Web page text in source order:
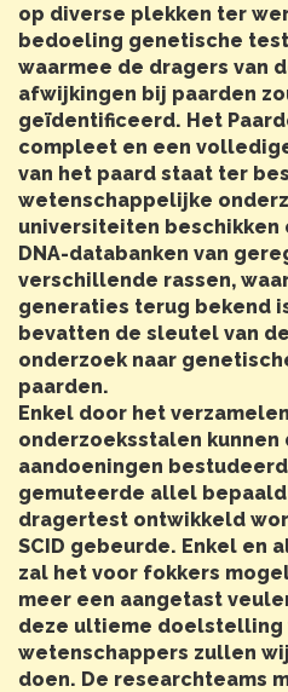
op diverse plekken ter
bedoeling genetische
waarmee de dragers van
afwijkingen bij paarden
geïdentificeerd. Het
compleet en een
van het paard staat ter
wetenschappelijke
universiteiten
DNA-databanken van
verschillende rassen,
generaties terug bekend
bevatten de sleutel van
onderzoek naar
paarden.
Enkel door het
onderzoeksstalen
aandoeningen
gemuteerde allel
dragertest ontwikkeld
SCID gebeurde. Enkel en
zal het voor fokkers
meer een aangetast
deze ultieme doelstelling
wetenschappers zullen
doen. De researchteams